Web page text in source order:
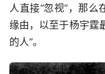
人直接“忽视”，那
缘由，以至于杨宇霆
的人”。